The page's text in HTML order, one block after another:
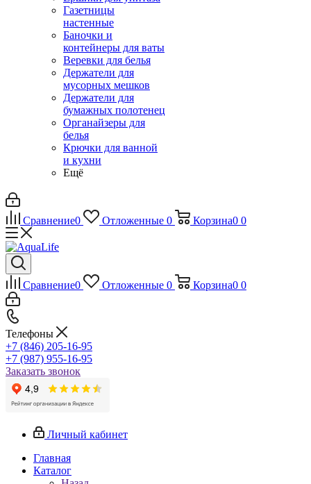
Газетницы
настенные
Баночки и
контейнеры для ваты
Веревки для белья
Держатели для
мусорных мешков
Держатели для
бумажных полотенец
Органайзеры для
белья
Крючки для ванной
и кухни
Ещё
Сравнение0 Отложенные 0 Корзина0 0
Сравнение0 Отложенные 0 Корзина0 0
Телефоны
+7 (846) 205-16-95
+7 (987) 955-16-95
Заказать звонок
Личный кабинет
Главная
Каталог